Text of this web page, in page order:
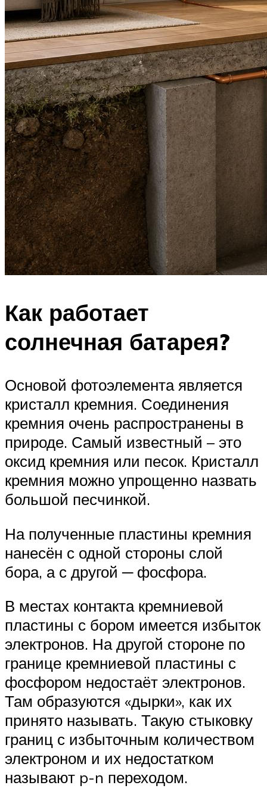
Как работает
солнечная батарея?
Основой фотоэлемента является
кристалл кремния. Соединения
кремния очень распространены в
природе. Самый известный – это
оксид кремния или песок. Кристалл
кремния можно упрощенно назвать
большой песчинкой.
На полученные пластины кремния
нанесён с одной стороны слой
бора, а с другой ─ фосфора.
В местах контакта кремниевой
пластины с бором имеется избыток
электронов. На другой стороне по
границе кремниевой пластины с
фосфором недостаёт электронов.
Там образуются «дырки», как их
принято называть. Такую стыковку
границ с избыточным количеством
электроном и их недостатком
называют p-n переходом.